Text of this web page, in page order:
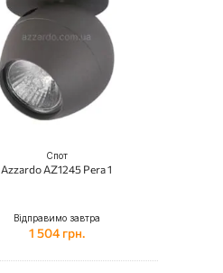
Спот
Azzardo AZ1245 Pera 1
Відправимо завтра
1 504 грн.